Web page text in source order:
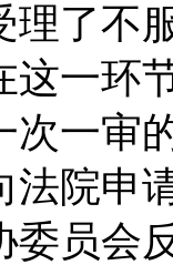
了不服
这一环
次一审
法院申
委员会